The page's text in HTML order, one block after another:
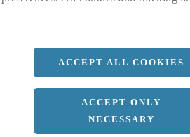
ACCEPT ALL COOKIES
ACCEPT ONLY
NECESSARY
a 25 MM
c
1.5 MM